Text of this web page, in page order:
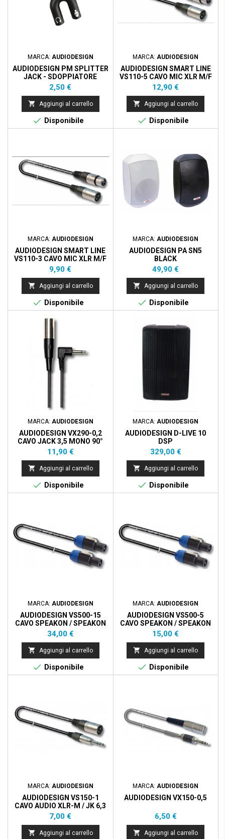
MARCA: AUDIODESIGN
AUDIODESIGN PM SPLITTER
JACK - SDOPPIATORE
MICROFONO E CUFFIA
Prezzo
2,50 €
 Aggiungi al carrello
 Disponibile
MARCA: AUDIODESIGN
AUDIODESIGN SMART LINE
VS110-5 CAVO MIC XLR M/F
5MT
Prezzo
12,90 €
 Aggiungi al carrello
 Disponibile
MARCA: AUDIODESIGN
AUDIODESIGN SMART LINE
VS110-3 CAVO MIC XLR M/F
3MT
Prezzo
9,90 €
 Aggiungi al carrello
 Disponibile
MARCA:AUDIODESIGN
AUDIODESIGN PA SN5
BLACK
Prezzo
49,90 €
 Aggiungi al carrello
 Disponibile
MARCA: AUDIODESIGN
AUDIODESIGN VX290-0,2
CAVO JACK 3,5 MONO 90°
TO MINI XLR M 0,2MT
Prezzo
11,90 €
 Aggiungi al carrello
 Disponibile
MARCA: AUDIODESIGN
AUDIODESIGN D-LIVE 10
DSP
Prezzo
329,00 €
 Aggiungi al carrello
 Disponibile
MARCA: AUDIODESIGN
AUDIODESIGN VS500-15
CAVO SPEAKON / SPEAKON
2X1,5MM 15MT
Prezzo
34,00 €
 Aggiungi al carrello
 Disponibile
MARCA:AUDIODESIGN
AUDIODESIGN VS500-5
CAVO SPEAKON / SPEAKON
2X1,5MM 5MT
Prezzo
15,00 €
 Aggiungi al carrello
 Disponibile
MARCA: AUDIODESIGN
AUDIODESIGN VS150-1
CAVO AUDIO XLR-M / JK 6,3
ST. M. 1MT
Prezzo
7,00 €
 Aggiungi al carrello
MARCA: AUDIODESIGN
AUDIODESIGN VX150-0,5
Prezzo
6,50 €
 Aggiungi al carrello